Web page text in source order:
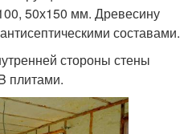
50х150 мм. Древесину
составами.
стороны стены
плитами.